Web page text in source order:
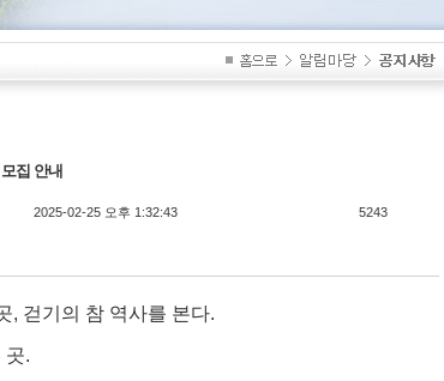
집 안내
2025-02-25 오후 1:32:43 5243
, 걷기의 참 역사를 본다.
곳.